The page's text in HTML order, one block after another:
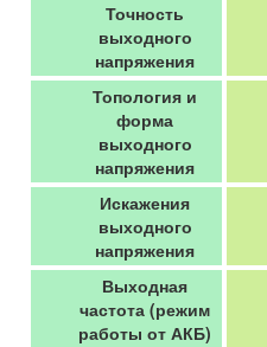
Точность
выходного
напряжения
Топология и
форма
выходного
напряжения
Искажения
выходного
напряжения
Выходная
частота (режим
работы от АКБ)